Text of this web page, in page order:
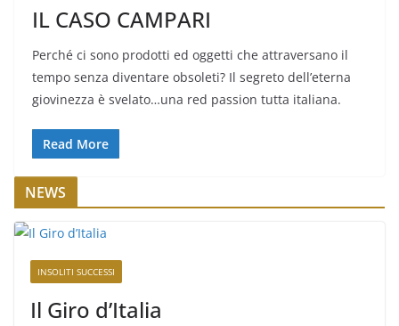
IL CASO CAMPARI
Perché ci sono prodotti ed oggetti che attraversano il
tempo senza diventare obsoleti? Il segreto dell’eterna
giovinezza è svelato…una red passion tutta italiana.
Read More
NEWS
INSOLITI SUCCESSI
Il Giro d’Italia